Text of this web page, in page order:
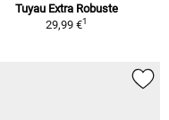
Tuyau Extra Robuste
29,99 €1